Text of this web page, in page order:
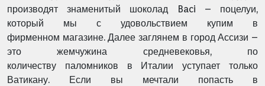
производятзнаменитый шоколад Baci – поцелуи,
который мы с удовольствием купим в
фирменном магазине. Далее заглянем в город Ассизи –
это жемчужина средневековья, по
количеству паломников в Италии уступает только
Ватикану. Если вы мечтали попасть в